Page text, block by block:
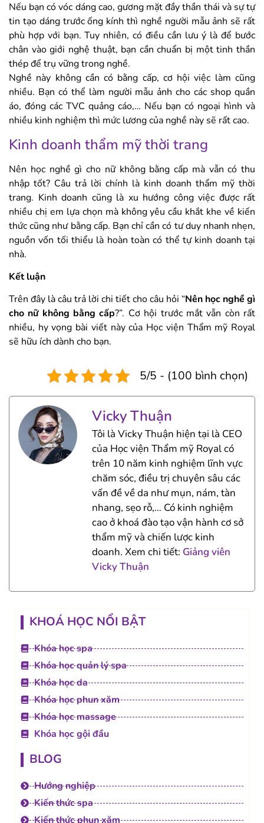
Nếu bạn có vóc dáng cao, gương mặt đầy thần thái và sự tự
tin tạo dáng trước ống kính thì nghề người mẫu ảnh sẽ rất
phù hợp với bạn. Tuy nhiên, có điều cần lưu ý là để bước
chân vào giới nghệ thuật, bạn cần chuẩn bị một tinh thần
thép để trụ vững trong nghề.
Nghề này không cần có bằng cấp, cơ hội việc làm cũng
nhiều. Bạn có thể làm người mẫu ảnh cho các shop quần
áo, đóng các TVC quảng cáo,… Nếu bạn có ngoại hình và
nhiều kinh nghiệm thì mức lương của nghề này sẽ rất cao.
Kinh doanh thẩm mỹ thời trang
Nên học nghề gì cho nữ không bằng cấp mà vẫn có thu
nhập tốt? Câu trả lời chính là kinh doanh thẩm mỹ thời
trang. Kinh doanh cũng là xu hướng công việc được rất
nhiều chị em lựa chọn mà không yêu cầu khắt khe về kiến
thức cũng như bằng cấp. Bạn chỉ cần có tư duy nhanh nhẹn,
nguồn vốn tối thiểu là hoàn toàn có thể tự kinh doanh tại
nhà.
Kết luận
Trên đây là câu trả lời chi tiết cho câu hỏi “Nên học nghề gì
cho nữ không bằng cấp?”. Cơ hội trước mắt vẫn còn rất
nhiều, hy vọng bài viết này của Học viện Thẩm mỹ Royal
sẽ hữu ích dành cho bạn.
5/5 - (100 bình chọn)
Vicky Thuận
Tôi là Vicky Thuận hiện tại là CEO
của Học viện Thẩm mỹ Royal có
trên 10 năm kinh nghiệm lĩnh vực
chăm sóc, điều trị chuyên sâu các
vấn đề về da như mụn, nám, tàn
nhang, sẹo rỗ,… Có kinh nghiệm
cao ở khoá đào tạo vận hành cơ sở
thẩm mỹ và chiến lược kinh
doanh. Xem chi tiết: Giảng viên
Vicky Thuận
KHOÁ HỌC NỔI BẬT
Khóa học spa
Khóa học quản lý spa
Khóa học da
Khóa học phun xăm
Khóa học massage
Khóa học gội đầu
BLOG
Hướng nghiệp
Kiến thức spa
Kiến thức phun xăm